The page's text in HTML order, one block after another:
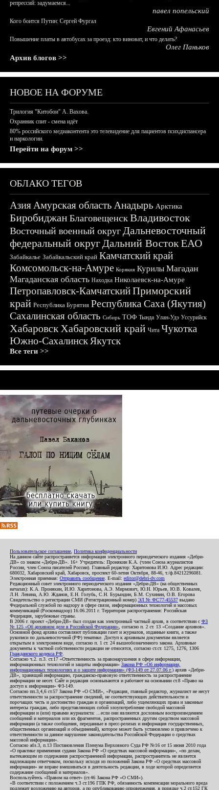
репрессий: задумаемся...
павел попельский
Кого боится Путин: Сергей Фургал
Евгений Афанасьев
Повышение платы в автобусах за проезд: кто виноват, и что делать?
Олег Паньков
Архив блогов >>
НОВОЕ НА ФОРУМЕ
Трилогия "Китобои" А. Вахова.
Охранник спит - смена идёт
80% российского медиаконтента это телевидение для пациентов психдиспансера
и наркологии.
Перейти на форум >>
ОБЛАКО ТЕГОВ
АзияАмурская область Анадырь Арктика
БиробиджанБлаговещенскВладивосток
Восточный военный округДальневосточный
федеральный округДальний ВостокЕАО
Забайкалье Забайкальский край Камчатский край
Комсомольск-на-Амуре Корякия Курилы Магадан
Магаданская область Находка Николаевск-на-Амуре
Петропавловск-КамчатскийПриморский
край Республика Бурятия Республика Саха (Якутия)
Сахалинская область Сибирь ТОФ Тында Улан-Удэ Уссурийск
ХабаровскХабаровский край Чита Чукотка
Южно-СахалинскЯкутск
Все теги >>
Пользовательское соглашение Политика конфиденциальности
На данном сайте распространяется информация электронного периодического издания «Дебри-
ДВ» со знаком «Дебри-ДВ». 16+ Учредитель: Пронякин К.А. (член Союза журналистов
России, член Союза писателей России). Главный редактор: Харитонова И.Ю. Адрес редакции:
680032, Хабаровский край, Хабаровск, проспект 60-летия Октября, 88-46, т./ф.84212296081.
Электронная приемная: Отправить сообщение . E-mail: editor@debri-dv.com
Редакционный совет электронного периодического издания «Дебри-ДВ» (на общественных
началах): К.А. Пронякин, И.Ю. Харитонова, А.Э. Мирмович, Ю.Н. Юрьев, Ю.В. Ковалев,
Л.Н. Левина, А.Ю. Жданов, Е.Н. Голубь, С.Н. Бурындин, Б.М. Сухинин, О.В. Егорова
Свидетельство о регистрации СМИ (Регистрационный номер) ЭЛ № ФС77-45537 выдано
Федеральной службой по надзору в сфере связи, информационных технологий и массовых
коммуникаций (Роскомнадзор) 16.06.2011 г. Территория распространения: Российская
Федерация, зарубежные страны.
В 2006 г. проект «Дебри-ДВ» был создан как электронный частный архив, в соответствии с ФЗ
№ 125 «Об архивном деле в Российской Федерации» , согласно п. 2 ст. 13 «Создание архивов».
Основной фонд архива составляют публикации газет и журналов, изданные книги, а также
рукописи по дальневосточной (РФ) тематике. Доступ к архивным документам является
открытым в электронном виде, согласно п. 1 ст. 24 вышеобозначенного закона. Архивные
документы к частной собственности редакции не относятся, согласно ст.ст. 1275, 1276, 1306
Гражданского кодекса РФ
Согласно ч.2. п.3. ст.17 «Ответственность за правонарушения в сфере информации,
информационных технологий и защиты информации» Закона РФ «Об информации,
информационных технологиях и о защите информации» (ФЗ-149 от 27.07.06 г.) архив «Дебри-
ДВ», хранящий информацию, гражданско-правовую ответственность за распространение
информации не несет. Сайт и редакция основываются и работают на основании ст.8 «Право на
доступ к информации» ФЗ-149.
Согласно пп.3,4,6 ст.57 Закона РФ «О СМИ», «Редакция, главный редактор, журналист не несут
ответственности за распространение сведений, не соответствующих действительности и
порочащих честь и достоинство граждан и организаций, либо ущемляющих права и законные
интересы граждан, либо представляющих собой злоупотребление свободой массовой
информации и (или) правами журналиста: ...если они являются дословным воспроизведением
сообщений и материалов или их фрагментов, распространенных другим средством массовой
информации (а также сообщения, переданные в пресс-релизах и информация государственных,
общественных организаций и объединений), которое может быть установлено и привлечено к
ответственности за данное нарушение законодательства Российской Федерации о средствах
массовой информации».
Согласно абз.3, п.13 Постановления Пленума Верховного Суда РФ №16 от 15 июня 2010 года
«О практике применения судами Закона РФ «О средствах массовой информации», «по делам,
вытекающим из содержания распространенной информации, распространитель не является
надлежащим ответчиком, поскольку исходя из положений Закона РФ «О средствах массовой
информации» не вправе вмешиваться в деятельность редакции, в ходе которой определяется
содержание сообщений и материалов».
Воспользуйтесь «Правом на ответ» (ст.46 Закона РФ «О СМИ»).
«В соответствии с положением ч.3 ст.196 ГПК РФ, обязанность компенсации морального вреда
подлежит возложению на авторов, а по опубликованию опровержения, в порядке ч.2 ст.152 ГК